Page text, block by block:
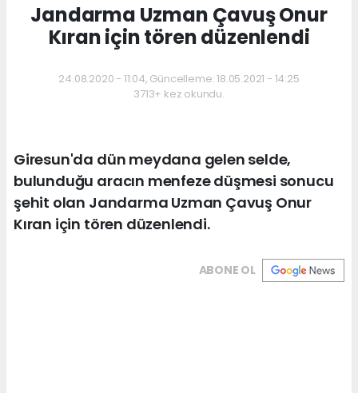
Jandarma Uzman Çavuş Onur
Kıran için tören düzenlendi
24.08.2020 - 11:04, Güncelleme: 18.05.2021 - 14:25
3713+ kez okundu.
Giresun'da dün meydana gelen selde,
bulunduğu aracın menfeze düşmesi sonucu
şehit olan Jandarma Uzman Çavuş Onur
Kıran için tören düzenlendi.
ABONE OL